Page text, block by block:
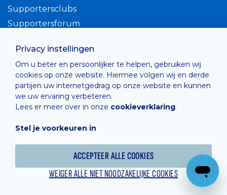
Privacy instellingen
Om u beter en persoonlijker te helpen, gebruiken wij
cookies op onze website. Hiermee volgen wij en derde
partijen uw internetgedrag op onze website en kunnen
we uw ervaring verbeteren.
Lees er meer over in onze cookieverklaring.
Stel je voorkeuren in
ACCEPTEER ALLE COOKIES
WEIGER ALLE NIET NOODZAKELIJKE COOKIES
Supportersclubs
Supportersforum
BUSINESS
Hospitality
Visibiliteit
Activatie
ONZE CLUB
Waarden
Vacatures
DISCLAIMER